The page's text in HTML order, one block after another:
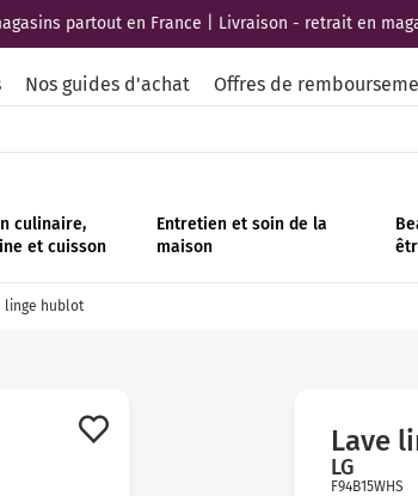
partout en France | Livraison - retrait en
Nos guides d'achat Offres de
culinaire,
et cuisson
Entretien et soin de la
maison
linge hublot
Lave
LG
F94B15WHS